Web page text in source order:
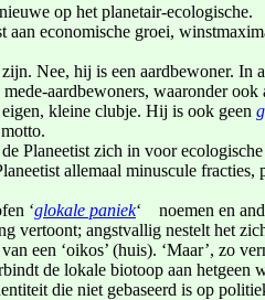
op het planetair-ecologische.
economische groei,
Nee, hij is een aardbewoner.
aardbewoners, waaronder ook
kleine clubje. Hij is ook geen
Planeetist zich in voor
allemaal minuscule
‘glokale paniek‘ noemen en
vertoont; angstvallig nestelt het
een ‘oikos’ (huis). ‘Maar’, zo
de lokale biotoop aan hetgeen
die niet gebaseerd is op